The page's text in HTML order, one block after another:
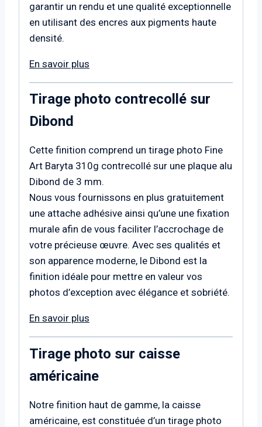
garantir un rendu et une qualité exceptionnelle
en utilisant des encres aux pigments haute
densité.
En savoir plus
Tirage photo contrecollé sur
Dibond
Cette finition comprend un tirage photo Fine
Art Baryta 310g contrecollé sur une plaque alu
Dibond de 3 mm.
Nous vous fournissons en plus gratuitement
une attache adhésive ainsi qu’une une fixation
murale afin de vous faciliter l’accrochage de
votre précieuse œuvre. Avec ses qualités et
son apparence moderne, le Dibond est la
finition idéale pour mettre en valeur vos
photos d’exception avec élégance et sobriété.
En savoir plus
Tirage photo sur caisse
américaine
Notre finition haut de gamme, la caisse
américaine, est constituée d’un tirage photo